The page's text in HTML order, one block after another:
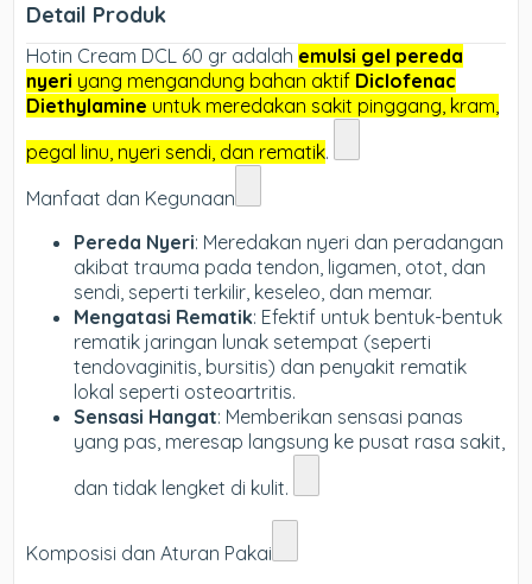
Detail Produk
Hotin Cream DCL 60 gr adalah emulsi gel pereda
nyeri yang mengandung bahan aktif Diclofenac
Diethylamine untuk meredakan sakit pinggang, kram,
pegal linu, nyeri sendi, dan rematik.
Manfaat dan Kegunaan
Pereda Nyeri: Meredakan nyeri dan peradangan
akibat trauma pada tendon, ligamen, otot, dan
sendi, seperti terkilir, keseleo, dan memar.
Mengatasi Rematik: Efektif untuk bentuk-bentuk
rematik jaringan lunak setempat (seperti
tendovaginitis, bursitis) dan penyakit rematik
lokal seperti osteoartritis.
Sensasi Hangat: Memberikan sensasi panas
yang pas, meresap langsung ke pusat rasa sakit,
dan tidak lengket di kulit.
Komposisi dan Aturan Pakai